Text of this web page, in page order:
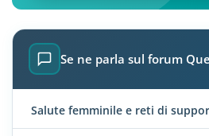
Se ne parla sul forum
Salute femminile e reti di